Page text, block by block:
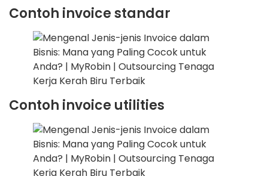
Contoh invoice standar
Contoh invoice utilities